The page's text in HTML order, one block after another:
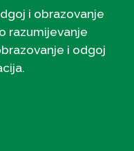
nemoralnih
i obrazovanje
razumijevanje
i odgoj